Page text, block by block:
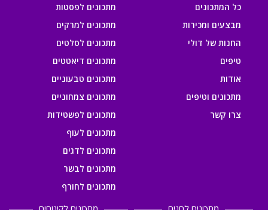
כל המתכונים
מבצעים ומכירות
החנות של דולי
טיפים
אודות
מתכונים וטיפים
צרו קשר
מתכונים לפסטות
מתכונים למרקים
מתכונים לסלטים
מתכונים דיאטטים
מתכונים טבעוניים
מתכונים צמחוניים
מתכונים לפשטידות
מתכונים לעוף
מתכונים לדגים
מתכונים לבשר
מתכונים לחורף